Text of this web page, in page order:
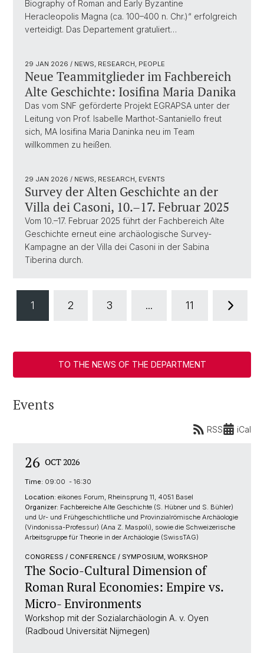
Biography of Roman and Early Byzantine
Heracleopolis Magna (ca. 100–400 n. Chr.)“ erfolgreich
verteidigt. Das Departement gratuliert…
29 JAN 2026 / NEWS, RESEARCH, PEOPLE
Neue Teammitglieder im Fachbereich
Alte Geschichte: Iosifina Maria Danika
Das vom SNF geförderte Projekt EGRAPSA unter der
Leitung von Prof. Isabelle Marthot-Santaniello freut
sich, MA Iosifina Maria Daninka neu im Team
willkommen zu heißen.
29 JAN 2026 / NEWS, RESEARCH, EVENTS
Survey der Alten Geschichte an der
Villa dei Casoni, 10.–17. Februar 2025
Vom 10.–17. Februar 2025 führt der Fachbereich Alte
Geschichte erneut eine archäologische Survey-
Kampagne an der Villa dei Casoni in der Sabina
Tiberina durch.
1 2 3 ... 11
TO THE NEWS OF THE DEPARTMENT
Events
RSS iCal
26 OCT 2026
Time: 09:00 - 16:30
Location: eikones Forum, Rheinsprung 11, 4051 Basel
Organizer: Fachbereiche Alte Geschichte (S. Hübner und S. Bühler)
und Ur- und Frühgeschichtlliche und Provinzialrömische Archäologie
(Vindonissa-Professur) (Ana Z. Maspoli), sowie die Schweizerische
Arbeitsgruppe für Theorie in der Archäologie (SwissTAG)
CONGRESS / CONFERENCE / SYMPOSIUM, WORKSHOP
The Socio-Cultural Dimension of
Roman Rural Economies: Empire vs.
Micro- Environments
Workshop mit der Sozialarchäologin A. v. Oyen
(Radboud Universität Nijmegen)